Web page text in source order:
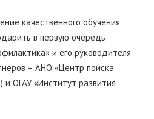
качественного обучения
в первую очередь
и его руководителя
– АНО «Центр поиска
ОГАУ «Институт развития